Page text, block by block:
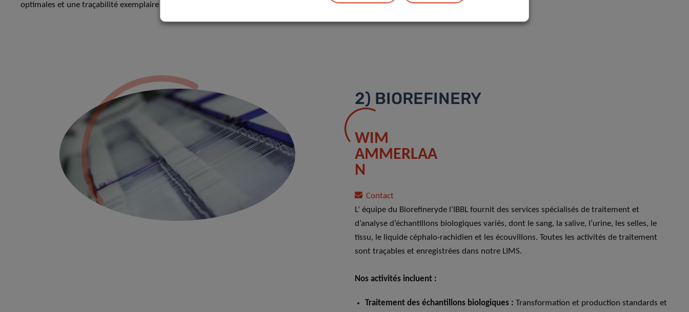
optimales et une traçabilité exemplaire pour vos échantillons.
2) BIOREFINERY
WIM
AMMERLAA
N
Contact
L’ équipe du Biorefineryde l’IBBL fournit des services spécialisés de traitement et
d’analyse d’échantillons biologiques variés, dont le sang, la salive, l’urine, les selles, le
tissu, le liquide céphalo-rachidien et les écouvillons. Toutes les activités de traitement
sont traçables et enregistrées dans notre LIMS.
Nos activités incluent :
Traitement des échantillons biologiques : Transformation et production standards et